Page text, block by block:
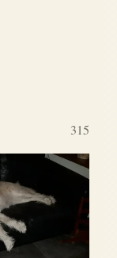
315